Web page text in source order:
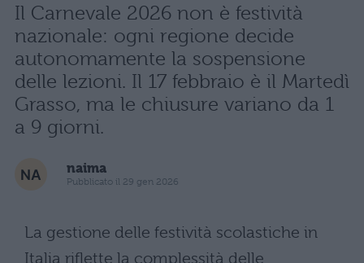
Il Carnevale 2026 non è festività
nazionale: ogni regione decide
autonomamente la sospensione
delle lezioni. Il 17 febbraio è il Martedì
Grasso, ma le chiusure variano da 1
a 9 giorni.
naima
Pubblicato il 29 gen 2026
La gestione delle festività scolastiche in
Italia riflette la complessità delle